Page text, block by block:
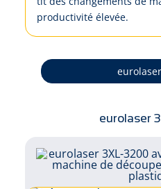
pro­duc­ti­vi­té é­le­vée.
eurolaser